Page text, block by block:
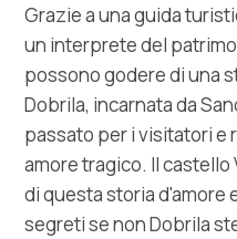
Grazie a una guida
un interprete del
possono godere di una
Dobrila, incarnata da
passato per i visitatori e
amore tragico. Il
di questa storia d'amore
segreti se non Dobrila